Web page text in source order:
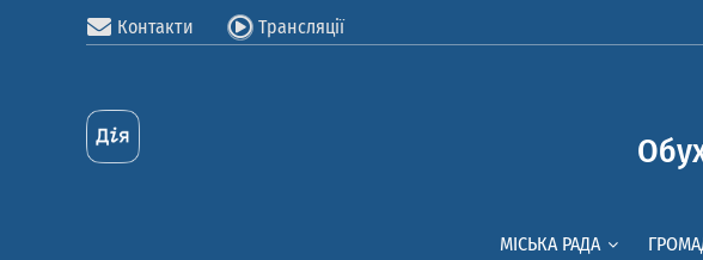
Контакти Трансляції
МІСЬКА РАДА